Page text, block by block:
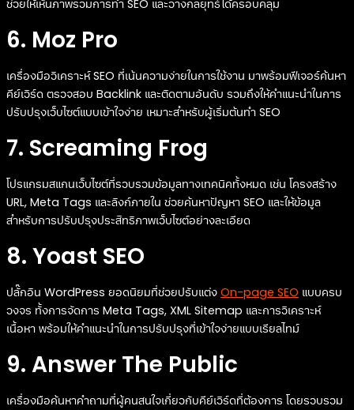
ช่วยให้เห็นภาพรวมการทำ SEO และวางกลยุทธ์ได้ครอบคลุม
6. Moz Pro
เครื่องมือวิเคราะห์ SEO ที่เน้นความง่ายในการใช้งาน มาพร้อมฟีเจอร์ค้นหา
คีย์เวิร์ด ตรวจสอบ Backlink และติดตามอันดับ รวมถึงให้คำแนะนำในการ
ปรับปรุงเว็บไซต์แบบเข้าใจง่าย เหมาะสำหรับผู้เริ่มต้นทำ SEO
7. Screaming Frog
โปรแกรมสแกนเว็บไซต์ที่รวบรวมข้อมูลทางเทคนิคทั้งหมด เช่น โครงสร้าง
URL, Meta Tags และลิงก์ภายใน ช่วยค้นหาปัญหา SEO และให้ข้อมูล
สำหรับการปรับปรุงประสิทธิภาพเว็บไซต์อย่างละเอียด
8. Yoast SEO
ปลั๊กอิน WordPress ยอดนิยมที่ช่วยปรับแต่ง On-page SEO แบบครบ
วงจร ทั้งการจัดการ Meta Tags, XML Sitemap และการวิเคราะห์
เนื้อหา พร้อมให้คำแนะนำในการปรับปรุงที่เข้าใจง่ายแบบเรียลไทม์
9. Answer The Public
เครื่องมือค้นหาคำถามที่ผู้คนสนใจเกี่ยวกับคีย์เวิร์ดที่ต้องการ โดยรวบรวม